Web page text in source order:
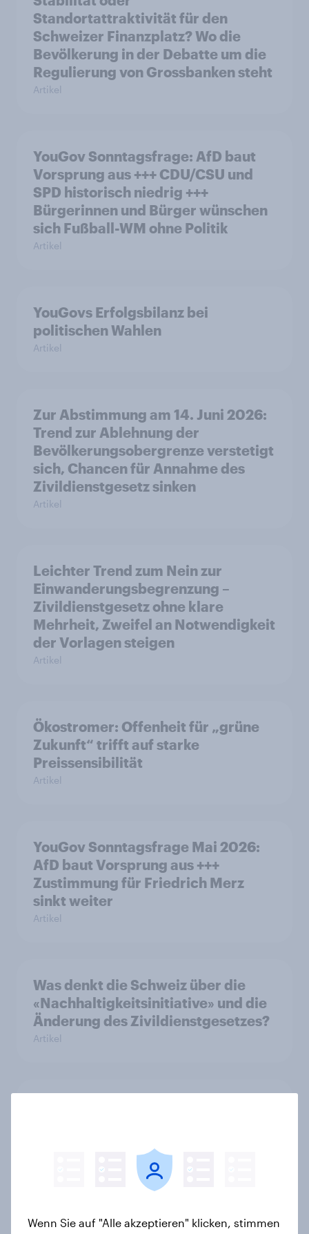
Standortattraktivität für den
Schweizer Finanzplatz? Wo die
Bevölkerung in der Debatte um die
Regulierung von Grossbanken steht
Artikel
YouGov Sonntagsfrage: AfD baut
Vorsprung aus +++ CDU/CSU und
SPD historisch niedrig +++
Bürgerinnen und Bürger wünschen
sich Fußball-WM ohne Politik
Artikel
YouGovs Erfolgsbilanz bei
politischen Wahlen
Artikel
Zur Abstimmung am 14. Juni 2026:
Trend zur Ablehnung der
Bevölkerungsobergrenze verstetigt
sich, Chancen für Annahme des
Zivildienstgesetz sinken
Artikel
Leichter Trend zum Nein zur
Einwanderungsbegrenzung –
Zivildienstgesetz ohne klare
Mehrheit, Zweifel an Notwendigkeit
der Vorlagen steigen
Artikel
Ökostromer: Offenheit für „grüne
Zukunft“ trifft auf starke
Preissensibilität
Artikel
YouGov Sonntagsfrage Mai 2026:
AfD baut Vorsprung aus +++
Zustimmung für Friedrich Merz
sinkt weiter
Artikel
Was denkt die Schweiz über die
«Nachhaltigkeitsinitiative» und die
Änderung des Zivildienstgesetzes?
Artikel
Wenn Sie auf "Alle akzeptieren" klicken, stimmen